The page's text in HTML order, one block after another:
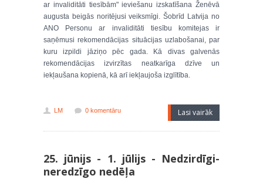
ar invaliditāti tiesībām" ieviešanu izskatīšana Ženēvā
augusta beigās noritējusi veiksmīgi. Šobrīd Latvija no
ANO Personu ar invaliditāti tiesību komitejas ir
saņēmusi rekomendācijas situācijas uzlabošanai, par
kuru izpildi jāziņo pēc gada. Kā divas galvenās
rekomendācijas izvirzītas neatkarīga dzīve un
iekļaušana kopienā, kā arī iekļaujoša izglītība.
LM 0 komentāru Lasi vairāk
25. jūnijs - 1. jūlijs - Nedzirdīgi-
neredzīgo nedēļa